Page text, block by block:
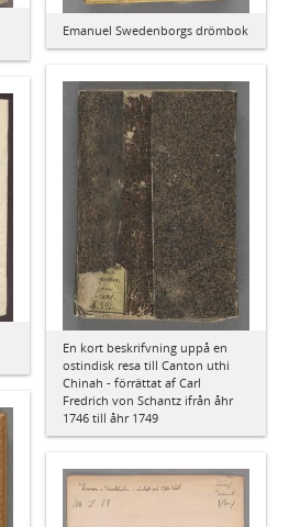
Emanuel Swedenborgs drömbok
En kort beskrifvning uppå en
ostindisk resa till Canton uthi
Chinah - förrättat af Carl
Fredrich von Schantz ifrån åhr
1746 till åhr 1749